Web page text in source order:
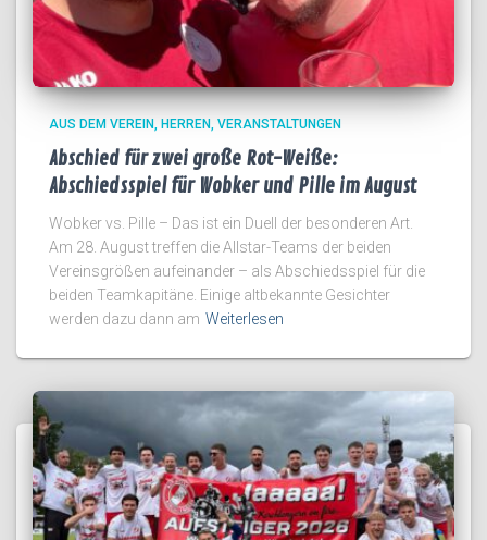
AUS DEM VEREIN HERREN VERANSTALTUNGEN
Abschied für zwei große Rot-Weiße:
Abschiedsspiel für Wobker und Pille im August
Wobker vs. Pille – Das ist ein Duell der besonderen Art.
Am 28. August treffen die Allstar-Teams der beiden
Vereinsgrößen aufeinander – als Abschiedsspiel für die
beiden Teamkapitäne. Einige altbekannte Gesichter
werden dazu dann am Weiterlesen